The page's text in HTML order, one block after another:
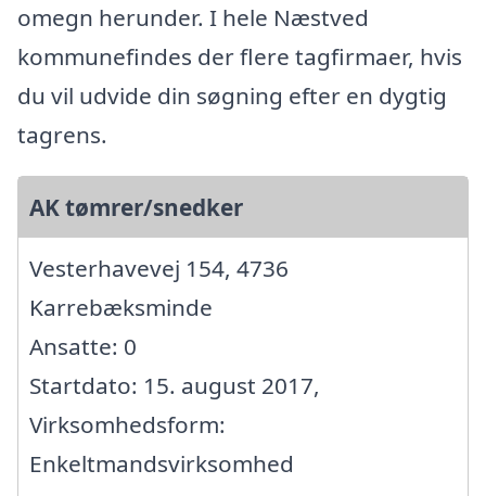
omegn herunder. I hele Næstved
kommunefindes der flere tagfirmaer, hvis
du vil udvide din søgning efter en dygtig
tagrens.
AK tømrer/snedker
Vesterhavevej 154, 4736
Karrebæksminde
Ansatte: 0
Startdato: 15. august 2017,
Virksomhedsform:
Enkeltmandsvirksomhed